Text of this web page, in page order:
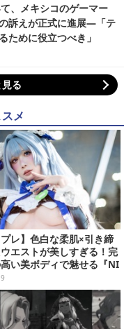
、メキシコのゲーマー
訴えが正式に進展―「テ
ために役立つべき」
る
メ
プレ】色白な柔肌×引き締
エストが美しすぎる！完
い美ボディで魅せる『NI
ンゼルの美女レイヤー
枚】